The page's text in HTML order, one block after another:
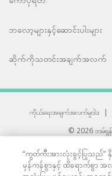
ဘလော့များနှင့်ဆောင်းပါးများ
ဆိုက်ကိုသတင်းအချက်အလက်
ကိုယ်ရေးအချက်အလက်မူဝါဒ |
© 2026 ဘမ်ရွန်
33 Sukhumvit 3,
“ကွတ်ကီးအားလုံးခွင့်ပြုသည်
မှန်ကန်စွာနှင့် ထိရောက်စွာ အ